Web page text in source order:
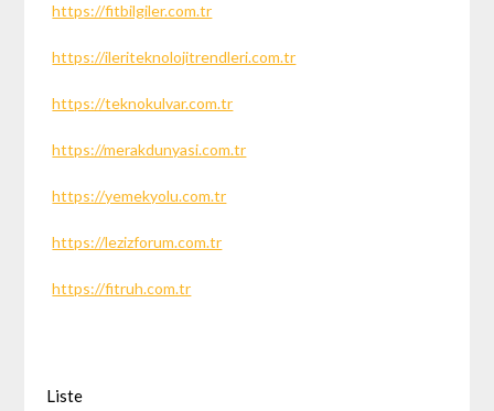
https://fitbilgiler.com.tr
https://ileriteknolojitrendleri.com.tr
https://teknokulvar.com.tr
https://merakdunyasi.com.tr
https://yemekyolu.com.tr
https://lezizforum.com.tr
https://fitruh.com.tr
Liste